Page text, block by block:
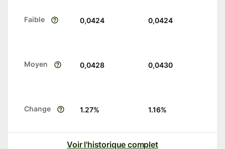
Faible 0,0424 0,0424
Moyen 0,0428 0,0430
Change 1.27% 1.16%
Voir l'historique complet